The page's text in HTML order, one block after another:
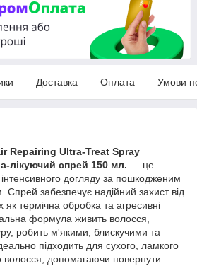
Доставка Оплата Умови
Repairing Ultra-Treat Spray
лікуючий спрей 150 мл. — це
інтенсивного догляду за пошкодженим
Спрей забезпечує надійний захист від
як термічна обробка та агресивні
формула живить волосся,
робить м'якими, блискучими та
підходить для сухого, ламкого
волосся, допомагаючи повернути